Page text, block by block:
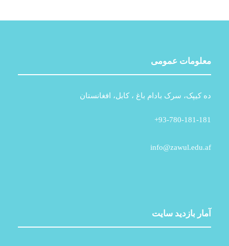
معلومات عمومی
ده کیپک، سرک بادام باغ ، کابل، افغانستان
93-780-181-181+
info@zawul.edu.af
آمار بازدید سایت